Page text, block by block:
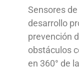
Sensores
desarrollo
prevención
obstáculos
en 360° de